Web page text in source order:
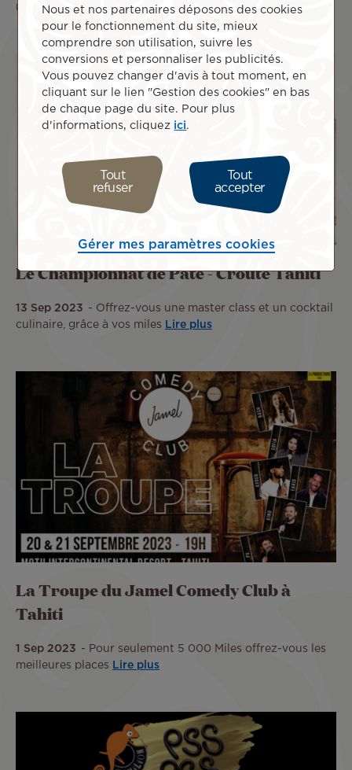
miles Lire plus
Le Championnat de Pâté - Croûte Tahiti
13 Sep 2023
Offrez-vous une master class et un cocktail
culinaire, grâce à vos miles
Lire plus
La Troupe du Jamel Comedy Club à
Tahiti
1 Sep 2023
Pour seulement 5 000 Miles offrez-vous les
meilleures places
Lire plus
Nous et nos partenaires déposons des cookies
pour le fonctionnement du site, mieux
comprendre son utilisation, suivre les
conversions et personnaliser les publicités.
Vous pouvez changer d'avis à tout moment, en
cliquant sur le lien "Gestion des cookies" en bas
de chaque page du site. Pour plus
d'informations, cliquez ici.
Tout
refuser
Tout
accepter
Gérer mes paramètres cookies